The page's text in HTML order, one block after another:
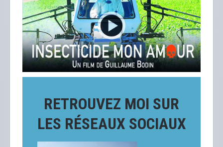
RETROUVEZ MOI SUR
LES RÉSEAUX SOCIAUX